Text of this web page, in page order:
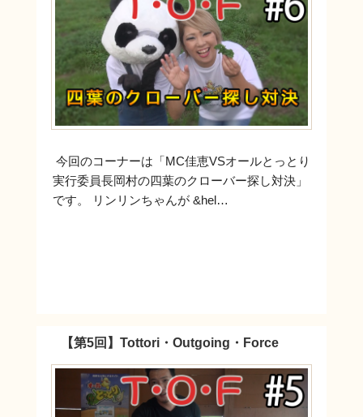
今回のコーナーは「MC佳恵VSオールとっとり
実行委員長岡村の四葉のクローバー探し対決」
です。 リンリンちゃんが &hel…
【第5回】Tottori・Outgoing・Force